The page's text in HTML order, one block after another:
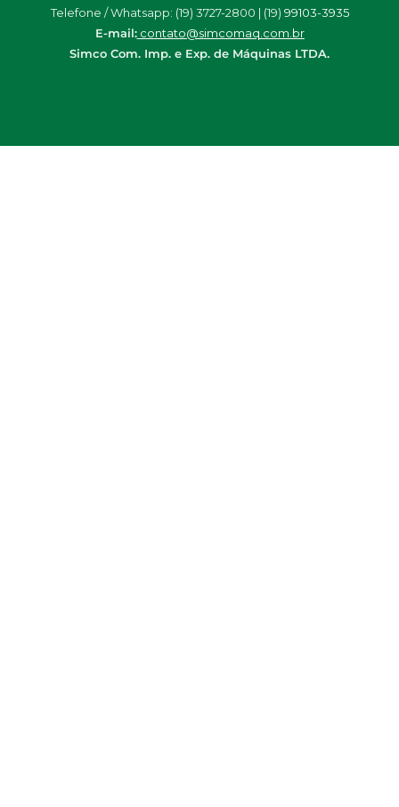
Telefone / Whatsapp: (19) 3727-2800 | (19) 99103-3935
E-mail: contato@simcomaq.com.br
Simco Com. Imp. e Exp. de Máquinas LTDA.